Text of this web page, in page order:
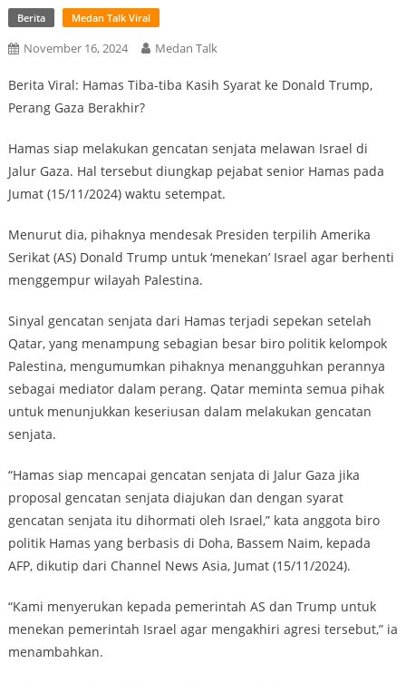
Berita Medan Talk Viral
November 16, 2024 Medan Talk
Berita Viral: Hamas Tiba-tiba Kasih Syarat ke Donald Trump,
Perang Gaza Berakhir?
Hamas siap melakukan gencatan senjata melawan Israel di
Jalur Gaza. Hal tersebut diungkap pejabat senior Hamas pada
Jumat (15/11/2024) waktu setempat.
Menurut dia, pihaknya mendesak Presiden terpilih Amerika
Serikat (AS) Donald Trump untuk ‘menekan’ Israel agar berhenti
menggempur wilayah Palestina.
Sinyal gencatan senjata dari Hamas terjadi sepekan setelah
Qatar, yang menampung sebagian besar biro politik kelompok
Palestina, mengumumkan pihaknya menangguhkan perannya
sebagai mediator dalam perang. Qatar meminta semua pihak
untuk menunjukkan keseriusan dalam melakukan gencatan
senjata.
“Hamas siap mencapai gencatan senjata di Jalur Gaza jika
proposal gencatan senjata diajukan dan dengan syarat
gencatan senjata itu dihormati oleh Israel,” kata anggota biro
politik Hamas yang berbasis di Doha, Bassem Naim, kepada
AFP, dikutip dari Channel News Asia, Jumat (15/11/2024).
“Kami menyerukan kepada pemerintah AS dan Trump untuk
menekan pemerintah Israel agar mengakhiri agresi tersebut,” ia
menambahkan.